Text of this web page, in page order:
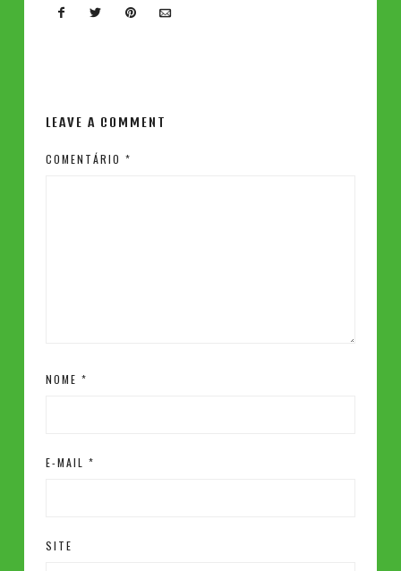
LEAVE A COMMENT
COMENTÁRIO *
NOME *
E-MAIL *
SITE